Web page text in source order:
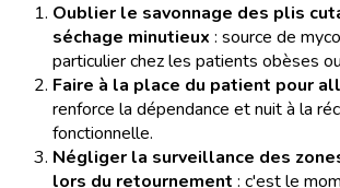
Oublier le savonnage des plis
séchage minutieux : source de
particulier chez les patients obèses
Faire à la place du patient pour
renforce la dépendance et nuit à la
fonctionnelle.
Négliger la surveillance des
lors du retournement : c'est le